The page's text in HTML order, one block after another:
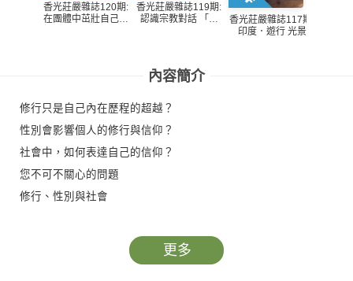
香光莊嚴雜誌120期:
在團體中茁壯自己—
香光莊嚴雜誌119期:
認識宗教對話 「宗
香光莊嚴雜誌117期:
印度．遊行 光景
內容簡介
修行只是自己內在歷程的超越？
性別會影響個人的修行與信仰？
社會中，如何表達自己的信仰？
您不可不關心的問題
修行、性別與社會
更多